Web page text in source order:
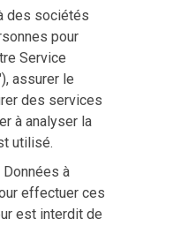
des sociétés
pour
Service
assurer le
des services
à analyser la
utilisé.
à
effectuer ces
est interdit de